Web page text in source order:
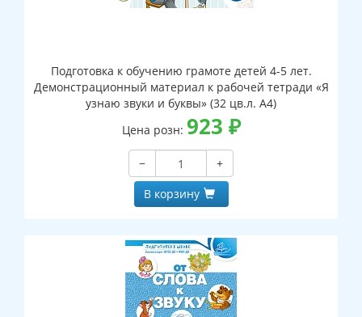
Подготовка к обучению грамоте детей 4-5 лет.
Демонстрационный материал к рабочей тетради «Я
узнаю звуки и буквы» (32 цв.л. А4)
Цена розн: 923 ₽
−
+
В корзину